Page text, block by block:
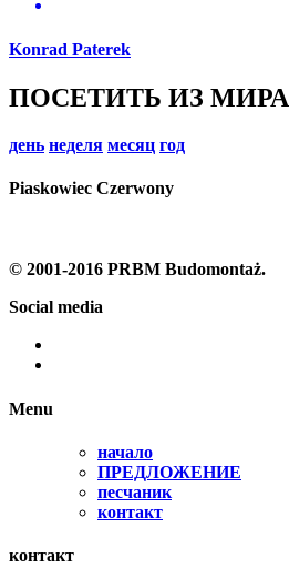
Konrad Paterek
ПОСЕТИТЬ ИЗ МИРА
день неделя месяц год
Piaskowiec Czerwony
© 2001-2016 PRBM Budomontaż.
Social media
Menu
начало
ПРЕДЛОЖЕНИЕ
песчаник
контакт
контакт